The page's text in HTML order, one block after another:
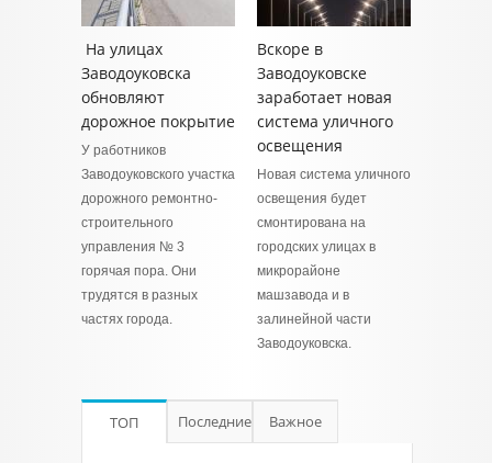
На улицах
Заводоуковска
обновляют
дорожное покрытие
У работников
Заводоуковского участка
дорожного ремонтно-
строительного
управления № 3
горячая пора. Они
трудятся в разных
частях города.
Вскоре в
Заводоуковске
заработает новая
система уличного
освещения
Новая система уличного
освещения будет
смонтирована на
городских улицах в
микрорайоне
машзавода и в
залинейной части
Заводоуковска.
ТОП Последние Важное